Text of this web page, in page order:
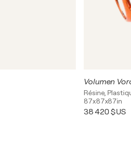
Volumen
Résine,
87x87x87in
38 420 $US